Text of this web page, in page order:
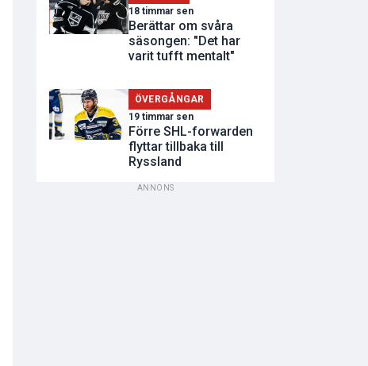
18 timmar sen
Berättar om svåra
säsongen: "Det har
varit tufft mentalt"
ÖVERGÅNGAR
19 timmar sen
Förre SHL-forwarden
flyttar tillbaka till
Ryssland
ANNONS